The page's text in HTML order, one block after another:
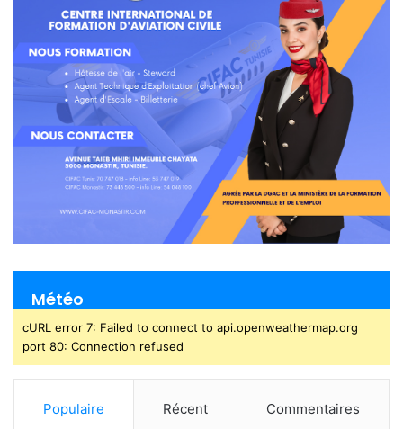
Météo
cURL error 7: Failed to connect to api.openweathermap.org
port 80: Connection refused
Populaire Récent Commentaires